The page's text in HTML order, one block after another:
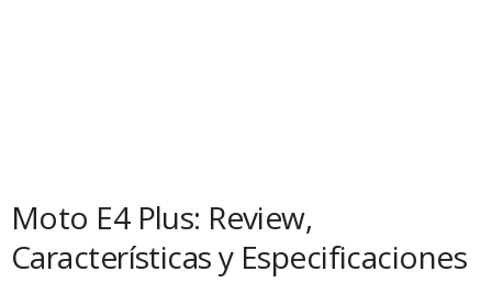
Moto E4 Plus: Review,
Características y Especificaciones